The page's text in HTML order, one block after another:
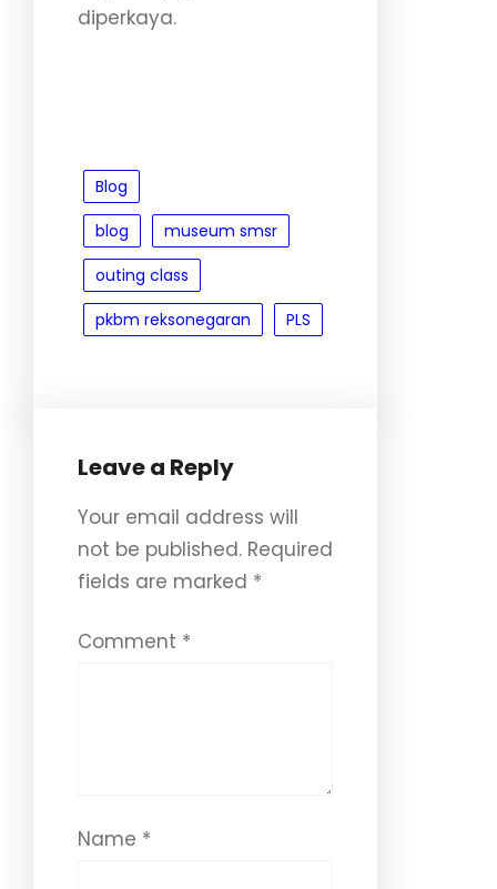
diperkaya.
Blog
blog
museum smsr
outing class
pkbm reksonegaran
PLS
Leave a Reply
Your email address will
not be published. Required
fields are marked *
Comment *
Name *